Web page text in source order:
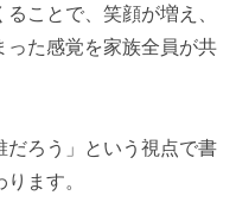
ことで、笑顔が増え、
た感覚を家族全員が共
だろう」という視点で書
ます。